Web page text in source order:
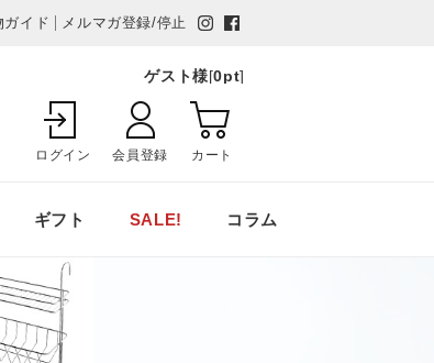
ガイド メルマガ登録/停止
ゲスト様[0pt]
ログイン 会員登録 カート
ギフト SALE! コラム